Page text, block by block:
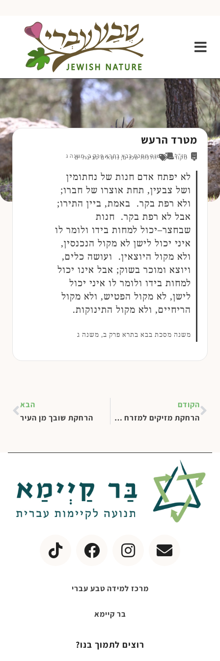
מטרד הרעש
חז"ל משנה מסכת בבא בתרא פרק ב, משנה גמקורות הלכות שכנים, נושאים סביבתיים
לא יפתח אדם חנות של נחתומין
ושל צבעין, תחת אוצרו של חברו;
ולא רפת בקר. באמת, ביין התירו;
אבל לא רפת בקר. חנות
שבחצר–יכול למחות בידו ולומר לו
איני יכול לישן לא מקול הנכנסין,
ולא מקול היוצאין. ועושה כלים,
ויוצא ומוכר בשוק; אבל אינו יכול
למחות בידו ולומר לו איני יכול
לישן, לא מקול הפטיש, ולא מקול
הריחיים, ולא מקול התינוקות.
משנה מסכת בבא בתרא פרק ב, משנה ג
הקודם
הרחקת מזיקים למזרח העיר
הבא
הרחקת שובך מן העיר
מרכז למידה טבע עברי
בר קיימא
רוצים לתמוך בנו?